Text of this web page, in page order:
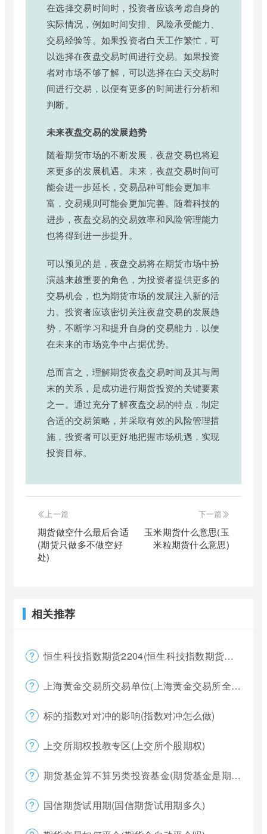
在选择交易时间时，投资者应该考虑自身的
实际情况，例如时间安排、风险承受能力、
交易经验等。如果投资者白天工作繁忙，可
以选择在夜盘交易时间进行交易。如果投资
者对市场不够了解，可以选择在白天交易时
间进行交易，以便有更多的时间进行分析和
判断。
未来夜盘交易的发展趋势
随着期货市场的不断发展，夜盘交易也将迎
来更多的发展机遇。未来，夜盘交易时间可
能会进一步延长，交易品种可能会更加丰
富，交易规则可能会更加完善。随着科技的
进步，夜盘交易的交易效率和风险管理能力
也将得到进一步提升。
可以预见的是，夜盘交易将在期货市场中扮
演越来越重要的角色，为投资者提供更多的
交易机会，也为期货市场的发展注入新的活
力。投资者应该密切关注夜盘交易的发展趋
势，不断学习和提升自身的交易能力，以便
在未来的市场竞争中占据优势。
总而言之，理解期货夜盘交易时间及其与周
末的关系，是成功进行期货投资的关键要素
之一。通过充分了解夜盘交易的特点，制定
合适的交易策略，并采取有效的风险管理措
施，投资者可以更好地把握市场机遇，实现
投资目标。
上一篇
期货做空什么最后合适
(期货只做多不做空好
处)
下一篇
玉米期货什么意思(玉
米粒期货什么意思)
相关推荐
恒生科技指数期货2204(恒生科技指数期货夜盘)
上海黄金交易所交易单位(上海黄金交易所全称)
标的指数对对冲的影响(指数对冲怎么做)
上交所期权投教专区(上交所个股期权)
期货基金算不算另类投资基金(期货基金是期货还是基金)
国信期货试用期(国信期货试用期多久)